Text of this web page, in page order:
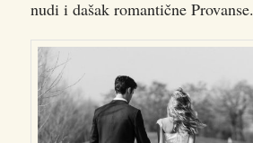
nudi i dašak romantične Provanse.